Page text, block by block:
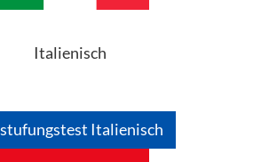
Italienisch
Italienisch